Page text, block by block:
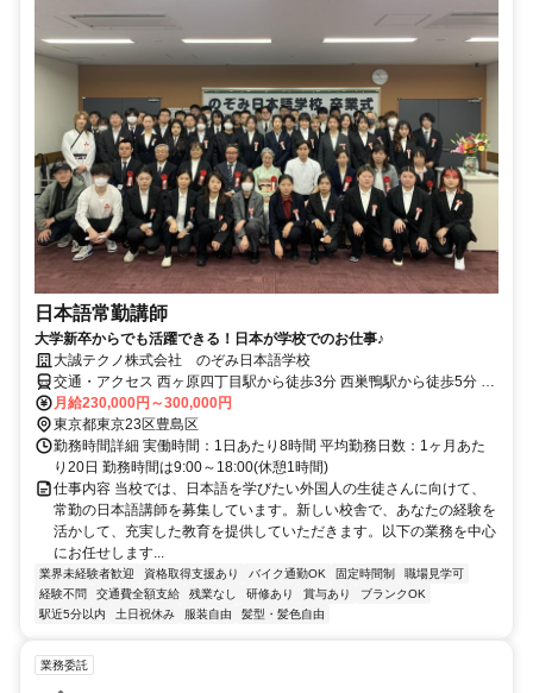
日本語常勤講師
大学新卒からでも活躍できる！日本が学校でのお仕事♪
大誠テクノ株式会社 のぞみ日本語学校
交通・アクセス 西ヶ原四丁目駅から徒歩3分 西巣鴨駅から徒歩5分 巣
鴨駅から徒歩15分
月給230,000円～300,000円
東京都東京23区豊島区
勤務時間詳細 実働時間：1日あたり8時間 平均勤務日数：1ヶ月あた
り20日 勤務時間は9:00～18:00(休憩1時間)
仕事内容 当校では、日本語を学びたい外国人の生徒さんに向けて、
常勤の日本語講師を募集しています。新しい校舎で、あなたの経験を
活かして、充実した教育を提供していただきます。以下の業務を中心
にお任せします...
業界未経験者歓迎 資格取得支援あり バイク通勤OK 固定時間制
職場見学可
経験不問
交通費全額支給 残業なし 研修あり 賞与あり
ブランクOK
駅近5分以内
土日祝休み 服装自由 髪型・髪色自由
業務委託